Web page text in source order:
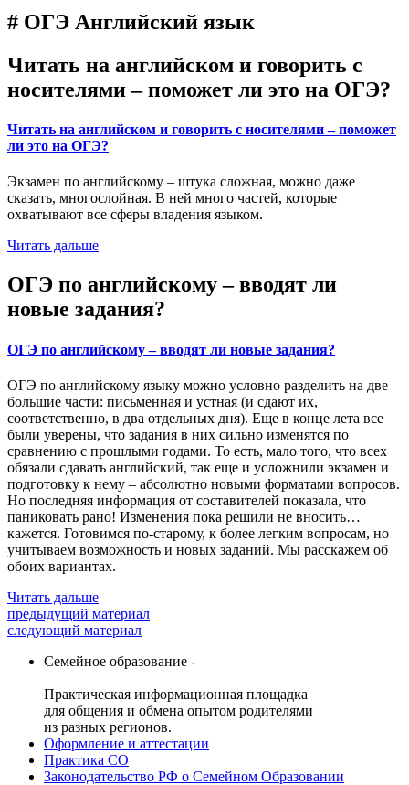
# ОГЭ Английский язык
Читать на английском и говорить с
носителями – поможет ли это на ОГЭ?
Читать на английском и говорить с носителями – поможет
ли это на ОГЭ?
Экзамен по английскому – штука сложная, можно даже
сказать, многослойная. В ней много частей, которые
охватывают все сферы владения языком.
Читать дальше
ОГЭ по английскому – вводят ли
новые задания?
ОГЭ по английскому – вводят ли новые задания?
ОГЭ по английскому языку можно условно разделить на две
большие части: письменная и устная (и сдают их,
соответственно, в два отдельных дня). Еще в конце лета все
были уверены, что задания в них сильно изменятся по
сравнению с прошлыми годами. То есть, мало того, что всех
обязали сдавать английский, так еще и усложнили экзамен и
подготовку к нему – абсолютно новыми форматами вопросов.
Но последняя информация от составителей показала, что
паниковать рано! Изменения пока решили не вносить…
кажется. Готовимся по-старому, к более легким вопросам, но
учитываем возможность и новых заданий. Мы расскажем об
обоих вариантах.
Читать дальше
предыдущий материал
следующий материал
Семейное образование -
Практическая информационная площадка
для общения и обмена опытом родителями
из разных регионов.
Оформление и аттестации
Практика СО
Законодательство РФ о Семейном Образовании